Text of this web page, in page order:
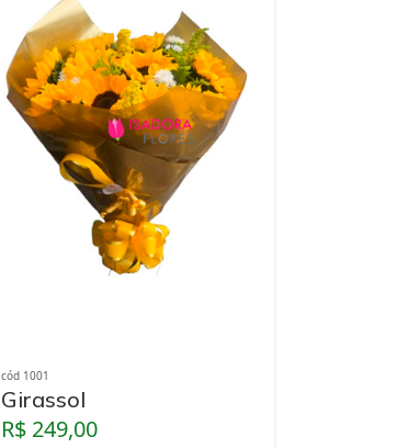
cód 1001
Girassol
R$ 249,00